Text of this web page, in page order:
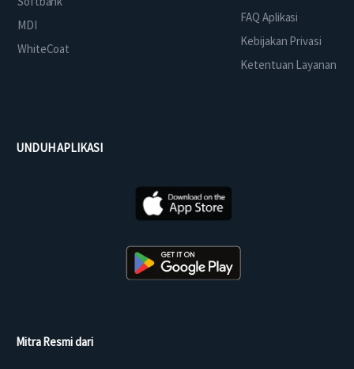
MDI
WhiteCoat
FAQ Aplikasi
Kebijakan Privasi
Ketentuan Layanan
UNDUH APLIKASI
Mitra Resmi dari